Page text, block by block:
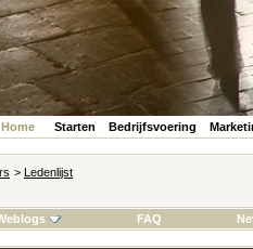
Home Starten Bedrijfsvoering
> Ledenlijst
FAQ